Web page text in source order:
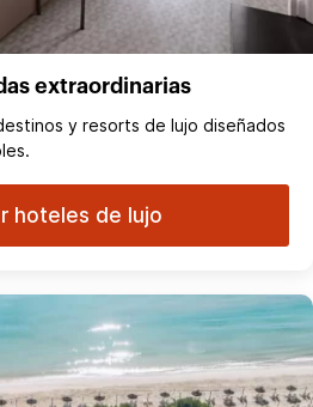
extraordinarias
y resorts de lujo diseñados
hoteles de lujo